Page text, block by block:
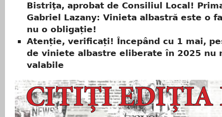
Bistriţa, aprobat de Consiliul Local!
Gabriel Lazany: Vinieta albastră este o
nu o obligație!
Atenție, verificați! Începând cu 1 mai,
de viniete albastre eliberate în 2025 nu
valabile